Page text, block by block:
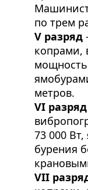
по трем
V разряд
копрами,
метров.
VI разряд
73 000
бурения
VII